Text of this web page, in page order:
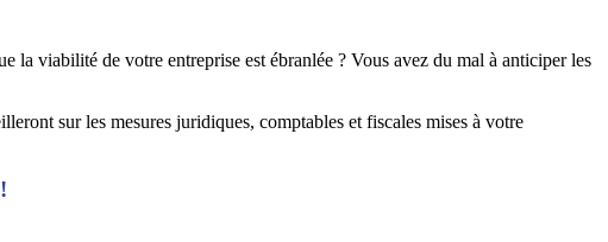
la viabilité de votre entreprise est ébranlée ? Vous avez du mal à anticiper les
sur les mesures juridiques, comptables et fiscales mises à votre